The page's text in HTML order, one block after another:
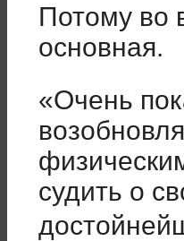
Потому во
основная.
«Очень
судить о